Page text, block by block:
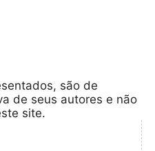
são de
de seus autores e não
site.